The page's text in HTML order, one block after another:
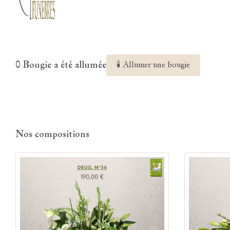
0 Bougie a été allumée 🕯 Allumer une bougie
Nos compositions